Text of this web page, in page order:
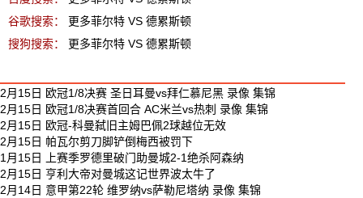
谷歌搜索：
更多菲尔特 VS 德累斯顿
搜狗搜索：
更多菲尔特 VS 德累斯顿
2月15日 欧冠1/8决赛 圣日耳曼vs拜仁慕尼黑 录像 集锦
2月15日 欧冠1/8决赛首回合 AC米兰vs热刺 录像 集锦
2月15日 欧冠-科曼弑旧主姆巴佩2球越位无效
2月15日 帕瓦尔剪刀脚铲倒梅西被罚下
1月15日 上赛季罗德里破门助曼城2-1绝杀阿森纳
2月15日 亨利大帝对曼城这记世界波太牛了
2月14日 意甲第22轮 维罗纳vs萨勒尼塔纳 录像 集锦